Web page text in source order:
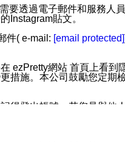
要透過電子郵件和服務人
Instagram貼文。
件( e-mail: [email protected]
ezPretty網站 首頁上看到
措施。本公司鼓勵您定期
得登出帳號。若您是與他
參考。您能依照該資料